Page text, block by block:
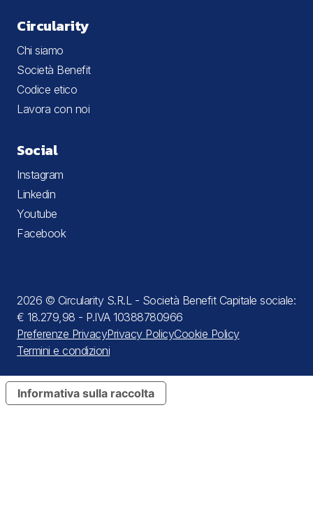
Circularity
Chi siamo
Società Benefit
Codice etico
Lavora con noi
Social
Instagram
Linkedin
Youtube
Facebook
2026 © Circularity S.R.L - Società Benefit Capitale sociale:
€ 18.279,98 - P.IVA 10388780966
Preferenze PrivacyPrivacy PolicyCookie Policy
Termini e condizioni
Informativa sulla raccolta